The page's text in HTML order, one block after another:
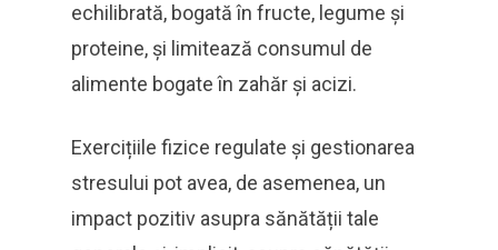
echilibrată, bogată în fructe, legume și
proteine, și limitează consumul de
alimente bogate în zahăr și acizi.
Exercițiile fizice regulate și gestionarea
stresului pot avea, de asemenea, un
impact pozitiv asupra sănătății tale